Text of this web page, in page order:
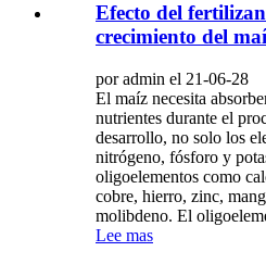
Efecto del
crecimiento del
por admin el 21-06-28
El maíz necesita
nutrientes durante el
desarrollo, no solo los
nitrógeno, fósforo y
oligoelementos como
cobre, hierro, zinc,
molibdeno. El
Lee mas